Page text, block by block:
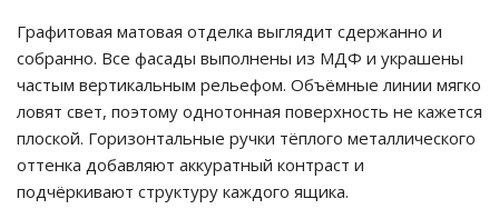
Графитовая матовая отделка выглядит сдержанно и
собранно. Все фасады выполнены из МДФ и украшены
частым вертикальным рельефом. Объёмные линии мягко
ловят свет, поэтому однотонная поверхность не кажется
плоской. Горизонтальные ручки тёплого металлического
оттенка добавляют аккуратный контраст и
подчёркивают структуру каждого ящика.